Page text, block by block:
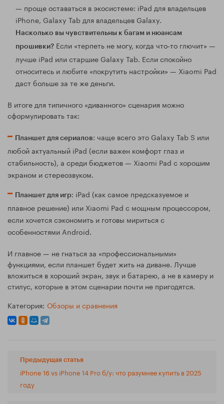
— проще оставаться в экосистеме: iPad для владельцев
iPhone, Galaxy Tab для владельцев Galaxy.
Насколько вы чувствительны к багам и нюансам
прошивки? Если «терпеть не могу, когда что‑то глючит» —
лучше iPad или старшие Galaxy Tab. Если спокойно
относитесь и любите «покрутить настройки» — Xiaomi Pad
даст больше за те же деньги.
В итоге для типичного «диванного» сценария можно
сформулировать так:
Планшет для сериалов: чаще всего это Galaxy Tab S или
любой актуальный iPad (если важен комфорт глаз и
стабильность), а среди бюджетов — Xiaomi Pad с хорошим
экраном и стереозвуком.
Планшет для игр: iPad (как самое предсказуемое и
плавное решение) или Xiaomi Pad с мощным процессором,
если хочется сэкономить и готовы мириться с
особенностями Android.
И главное — не гнаться за «профессиональными»
функциями, если планшет будет жить на диване. Лучше
вложиться в хороший экран, звук и батарею, а не в камеру и
стилус, которые в этом сценарии почти не пригодятся.
Категория: Обзоры и сравнения
Предыдущая статья
iPhone 16 vs iPhone 14 Pro б/у: что разумнее купить в 2025
году